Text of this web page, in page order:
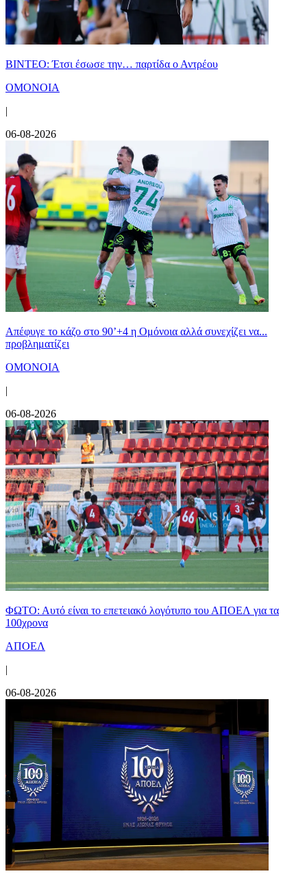
ΒΙΝΤΕΟ: Έτσι έσωσε την… παρτίδα ο Αντρέου
ΟΜΟΝΟΙΑ
|
06-08-2026
Απέφυγε το κάζο στο 90’+4 η Ομόνοια αλλά συνεχίζει να...
προβληματίζει
ΟΜΟΝΟΙΑ
|
06-08-2026
ΦΩΤΟ: Αυτό είναι το επετειακό λογότυπο του ΑΠΟΕΛ για τα
100χρονα
ΑΠΟΕΛ
|
06-08-2026